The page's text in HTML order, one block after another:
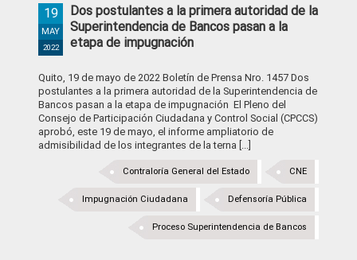
Dos postulantes a la primera autoridad de la
Superintendencia de Bancos pasan a la
etapa de impugnación
19
MAY
2022
Quito, 19 de mayo de 2022 Boletín de Prensa Nro. 1457 Dos
postulantes a la primera autoridad de la Superintendencia de
Bancos pasan a la etapa de impugnación El Pleno del
Consejo de Participación Ciudadana y Control Social (CPCCS)
aprobó, este 19 de mayo, el informe ampliatorio de
admisibilidad de los integrantes de la terna [...]
CNE
Contraloría General del Estado
Defensoría Pública
Impugnación Ciudadana
Proceso Superintendencia de Bancos